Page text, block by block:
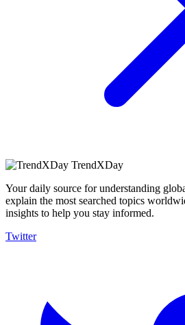
TrendXDay
Your daily source for understanding
explain the most searched topics
insights to help you stay informed.
Twitter